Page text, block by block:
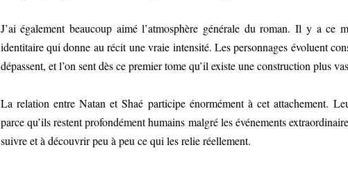
J’ai également beaucoup aimé l’atmosphère générale du roman. Il y a ce
identitaire qui donne au récit une vraie intensité. Les personnages évoluent
dépassent, et l’on sent dès ce premier tome qu’il existe une construction plus
La relation entre Natan et Shaé participe énormément à cet attachement.
parce qu’ils restent profondément humains malgré les événements
suivre et à découvrir peu à peu ce qui les relie réellement.